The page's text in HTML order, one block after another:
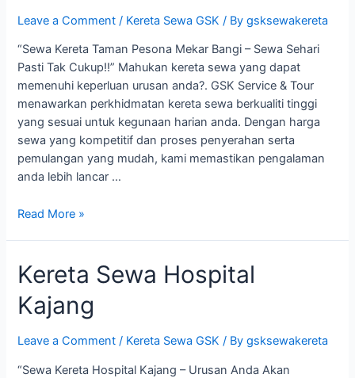
Leave a Comment / Kereta Sewa GSK / Bygsksewakereta
“Sewa Kereta Taman Pesona Mekar Bangi – Sewa Sehari
Pasti Tak Cukup!!” Mahukan kereta sewa yang dapat
memenuhi keperluan urusan anda?. GSK Service & Tour
menawarkan perkhidmatan kereta sewa berkualiti tinggi
yang sesuai untuk kegunaan harian anda. Dengan harga
sewa yang kompetitif dan proses penyerahan serta
pemulangan yang mudah, kami memastikan pengalaman
anda lebih lancar …
Kereta
Pesona
Mekar
Read More »
Kereta Sewa Hospital
Kajang
Leave a Comment / Kereta Sewa GSK / Bygsksewakereta
“Sewa Kereta Hospital Kajang – Urusan Anda Akan